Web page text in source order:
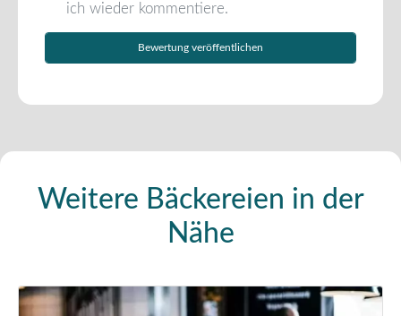
ich wieder kommentiere.
Weitere Bäckereien in der
Nähe